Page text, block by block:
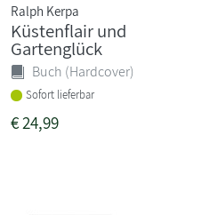
Ralph Kerpa
Küstenflair und
Gartenglück
Buch (Hardcover)
Sofort lieferbar
€24,99